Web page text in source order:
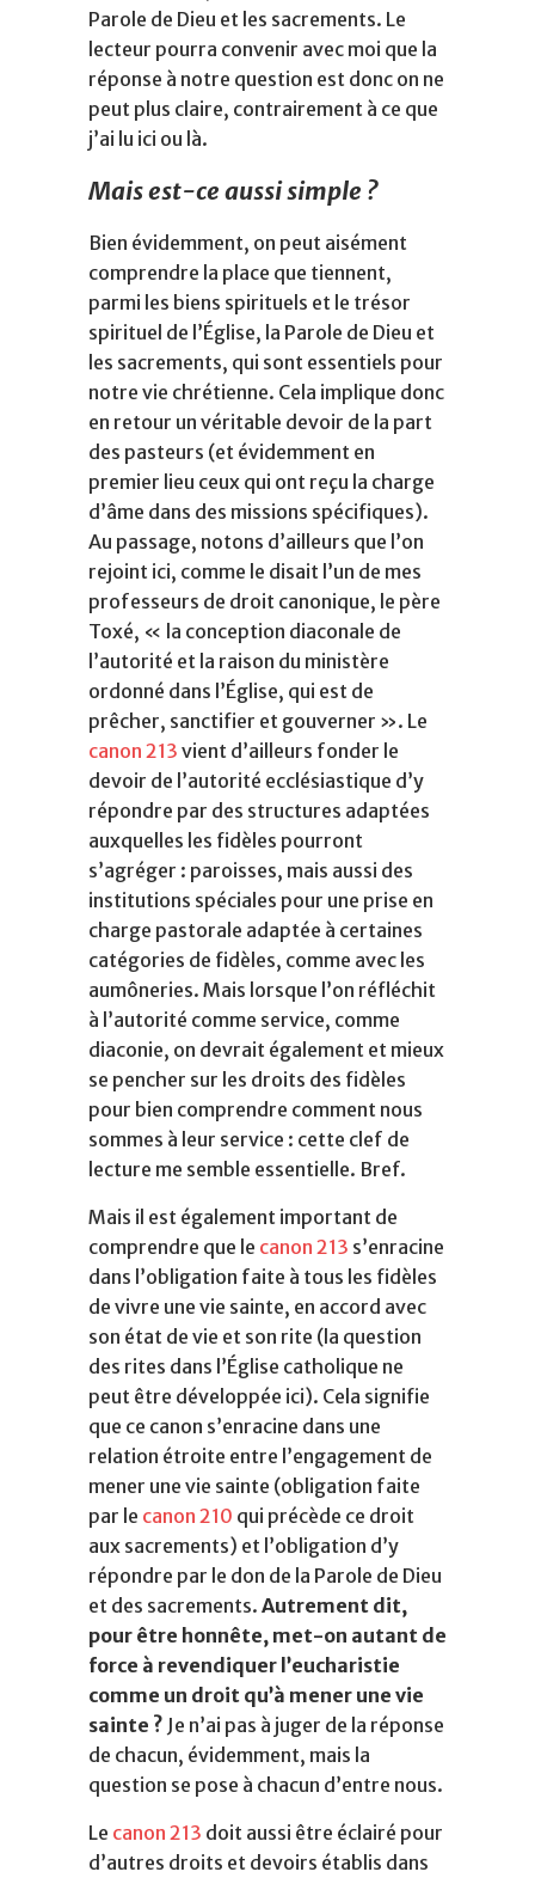
Parole de Dieu et les sacrements. Le
lecteur pourra convenir avec moi que la
réponse à notre question est donc on ne
peut plus claire, contrairement à ce que
j’ai lu ici ou là.
Mais est-ce aussi simple ?
Bien évidemment, on peut aisément
comprendre la place que tiennent,
parmi les biens spirituels et le trésor
spirituel de l’Église, la Parole de Dieu et
les sacrements, qui sont essentiels pour
notre vie chrétienne. Cela implique donc
en retour un véritable devoir de la part
des pasteurs (et évidemment en
premier lieu ceux qui ont reçu la charge
d’âme dans des missions spécifiques).
Au passage, notons d’ailleurs que l’on
rejoint ici, comme le disait l’un de mes
professeurs de droit canonique, le père
Toxé, « la conception diaconale de
l’autorité et la raison du ministère
ordonné dans l’Église, qui est de
prêcher, sanctifier et gouverner ». Le
canon 213 vient d’ailleurs fonder le
devoir de l’autorité ecclésiastique d’y
répondre par des structures adaptées
auxquelles les fidèles pourront
s’agréger : paroisses, mais aussi des
institutions spéciales pour une prise en
charge pastorale adaptée à certaines
catégories de fidèles, comme avec les
aumôneries. Mais lorsque l’on réfléchit
à l’autorité comme service, comme
diaconie, on devrait également et mieux
se pencher sur les droits des fidèles
pour bien comprendre comment nous
sommes à leur service : cette clef de
lecture me semble essentielle. Bref.
Mais il est également important de
comprendre que le canon 213 s’enracine
dans l’obligation faite à tous les fidèles
de vivre une vie sainte, en accord avec
son état de vie et son rite (la question
des rites dans l’Église catholique ne
peut être développée ici). Cela signifie
que ce canon s’enracine dans une
relation étroite entre l’engagement de
mener une vie sainte (obligation faite
par le canon 210 qui précède ce droit
aux sacrements) et l’obligation d’y
répondre par le don de la Parole de Dieu
et des sacrements. Autrement dit,
pour être honnête, met-on autant de
force à revendiquer l’eucharistie
comme un droit qu’à mener une vie
sainte ? Je n’ai pas à juger de la réponse
de chacun, évidemment, mais la
question se pose à chacun d’entre nous.
Le canon 213 doit aussi être éclairé pour
d’autres droits et devoirs établis dans